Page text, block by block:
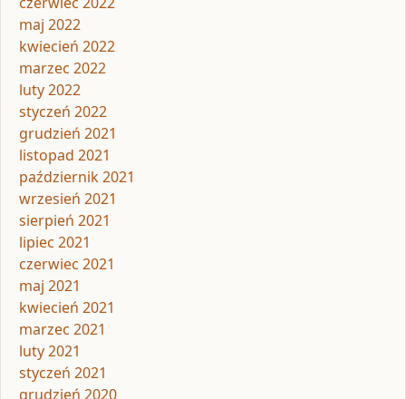
maj 2022
kwiecień 2022
marzec 2022
luty 2022
styczeń 2022
grudzień 2021
listopad 2021
październik 2021
wrzesień 2021
sierpień 2021
lipiec 2021
czerwiec 2021
maj 2021
kwiecień 2021
marzec 2021
luty 2021
styczeń 2021
grudzień 2020